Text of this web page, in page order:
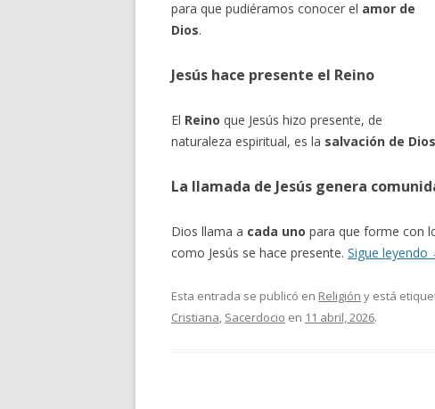
para que pudiéramos conocer el amor de
Dios.
Jesús hace presente el Reino
El Reino que Jesús hizo presente, de
naturaleza espiritual, es la salvación de Dios
La llamada de Jesús genera
Dios llama a cada uno para que forme con
como Jesús se hace presente. Sigue leyendo
Esta entrada se publicó en Religión y está
Cristiana, Sacerdocio en 11 abril, 2026.